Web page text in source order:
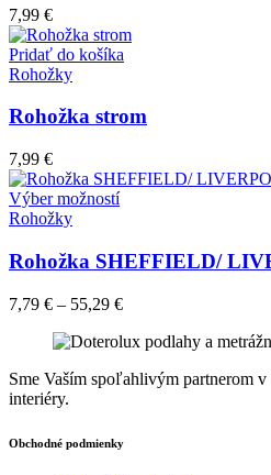
7,99 €
Pridať do košíka
Rohožky
Rohožka strom
7,99 €
Výber možnostíTento
viacero
variantov.
Možnosti
si
môžete
vybrať
na
Rohožky
Rohožka SHEFFIELD/
7,79 € – 55,29 €
Sme Vaším spoľahlivým partnerom
interiéry.
Obchodné podmienky